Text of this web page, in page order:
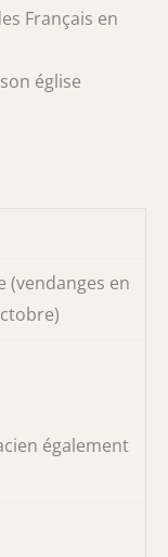
Français en
église
(vendanges en
également